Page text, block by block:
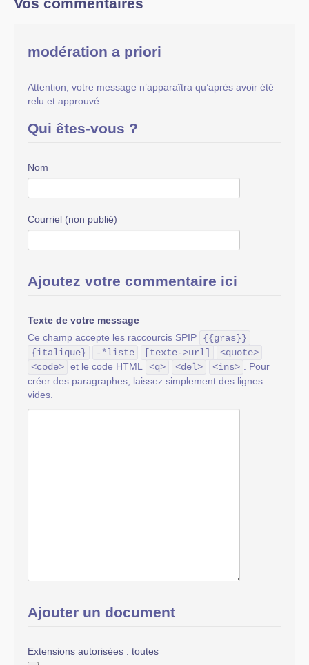
modération a priori
Attention, votre message n’apparaîtra qu’après avoir été
relu et approuvé.
Qui êtes-vous ?
Nom
Courriel (non publié)
Ajoutez votre commentaire ici
Texte de votre message
Ce champ accepte les raccourcis SPIP
{{gras}}
{italique}
-*liste [texte->url]
<quote>
<code> et le code HTML <q> <del> <ins>
. Pour
créer des paragraphes, laissez simplement des lignes
vides.
Ajouter un document
Extensions autorisées : toutes